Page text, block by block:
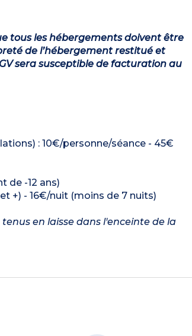
tous les hébergements doivent être
de l’hébergement restitué et
sera susceptible de facturation au
: 10€/personne/séance - 45€
de -12 ans)
+) - 16€/nuit (moins de 7 nuits)
en laisse dans l'enceinte de la